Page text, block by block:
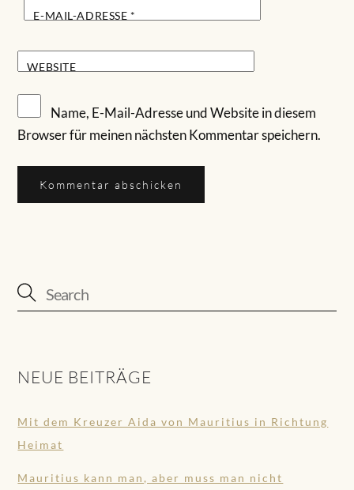
E-MAIL-ADRESSE *
WEBSITE
Name, E-Mail-Adresse und Website in diesem
Browser für meinen nächsten Kommentar speichern.
NEUE BEITRÄGE
Mit dem Kreuzer Aida von Mauritius in Richtung
Heimat
Mauritius kann man, aber muss man nicht